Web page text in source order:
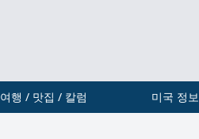
여행 / 맛집 / 칼럼 미국 정보